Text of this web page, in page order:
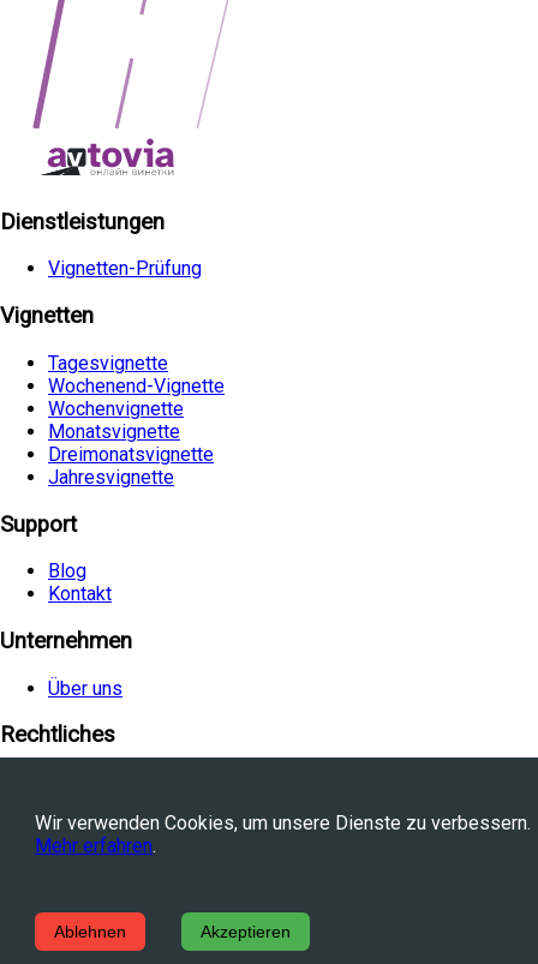
Wir verwenden Cookies, um unsere Dienste zu verbessern.
Mehr erfahren.
Ablehnen Akzeptieren
Dienstleistungen
Vignetten-Prüfung
Vignetten
Tagesvignette
Wochenend-Vignette
Wochenvignette
Monatsvignette
Dreimonatsvignette
Jahresvignette
Support
Blog
Kontakt
Unternehmen
Über uns
Rechtliches
Cookie-Richtlinie
2026 Avtovia.bg, Inc. Alle Rechte vorbehalten.
Powered by WebStation™